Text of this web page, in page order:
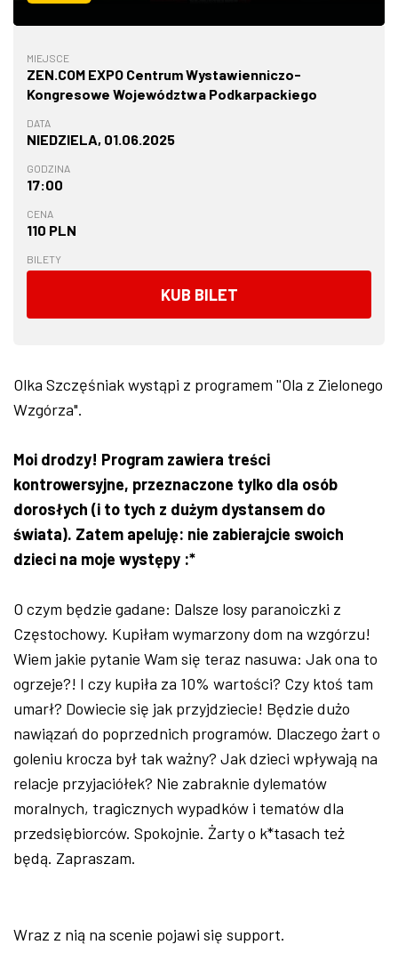
MIEJSCE
ZEN.COM EXPO Centrum Wystawienniczo-
Kongresowe Województwa Podkarpackiego
DATA
NIEDZIELA, 01.06.2025
GODZINA
17:00
CENA
110 PLN
BILETY
KUB BILET
Olka Szczęśniak wystąpi z programem ''Ola z Zielonego
Wzgórza".
Moi drodzy! Program zawiera treści
kontrowersyjne, przeznaczone tylko dla osób
dorosłych (i to tych z dużym dystansem do
świata). Zatem apeluję: nie zabierajcie swoich
dzieci na moje występy :*
O czym będzie gadane: Dalsze losy paranoiczki z
Częstochowy. Kupiłam wymarzony dom na wzgórzu!
Wiem jakie pytanie Wam się teraz nasuwa: Jak ona to
ogrzeje?! I czy kupiła za 10% wartości? Czy ktoś tam
umarł? Dowiecie się jak przyjdziecie! Będzie dużo
nawiązań do poprzednich programów. Dlaczego żart o
goleniu krocza był tak ważny? Jak dzieci wpływają na
relacje przyjaciółek? Nie zabraknie dylematów
moralnych, tragicznych wypadków i tematów dla
przedsiębiorców. Spokojnie. Żarty o k*tasach też
będą. Zapraszam.
Wraz z nią na scenie pojawi się support.